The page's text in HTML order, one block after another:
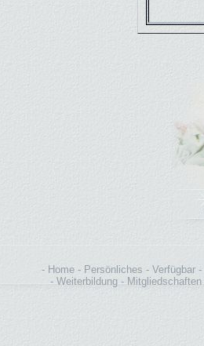
Home
Persönliches Verfügbar
Weiterbildung
Mitgliedschaften